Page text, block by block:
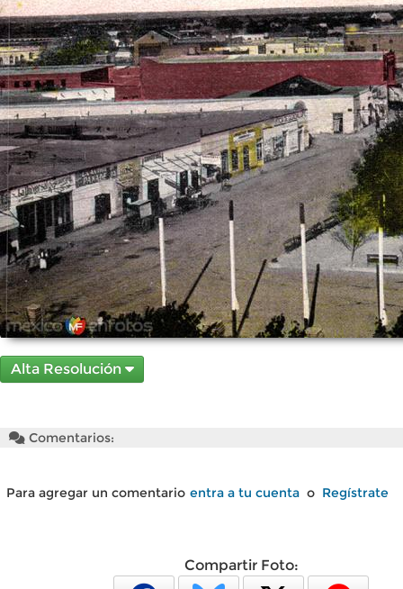
Alta Resolución
Comentarios:
Para agregar un comentario entra a tu cuenta o Regístrate
Compartir Foto: